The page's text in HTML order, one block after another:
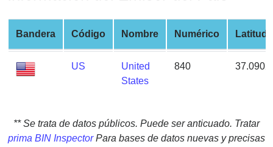
is
My
IP
IP
Lookup
Bandera Código Nombre Numérico Latitud
US
United
States
840
** Se trata de datos públicos. Puede ser anticuado. Tratar
prima BIN InspectorPara bases de datos nuevas y precisas